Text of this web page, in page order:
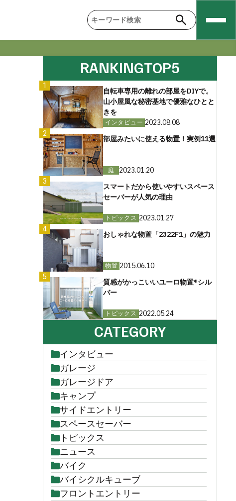
RANKINGTOP5
1
自転車専用の離れの部屋をDIYで。
山小屋風な秘密基地で優雅なひとと
きを
インタビュー 2023.08.08
2
部屋みたいに使える物置！実例11選
庭
2023.01.20
3
スマートだから使いやすいスペース
セーバーが人気の理由
トピックス 2023.01.27
4
おしゃれな物置「2322F1」の魅力
物置 2015.06.10
5
質感がかっこいいユーロ物置®︎シル
バー
トピックス 2022.05.24
CATEGORY
インタビュー
ガレージ
ガレージドア
キャンプ
サイドエントリー
スペースセーバー
トピックス
ニュース
バイク
バイシクルキューブ
フロントエントリー